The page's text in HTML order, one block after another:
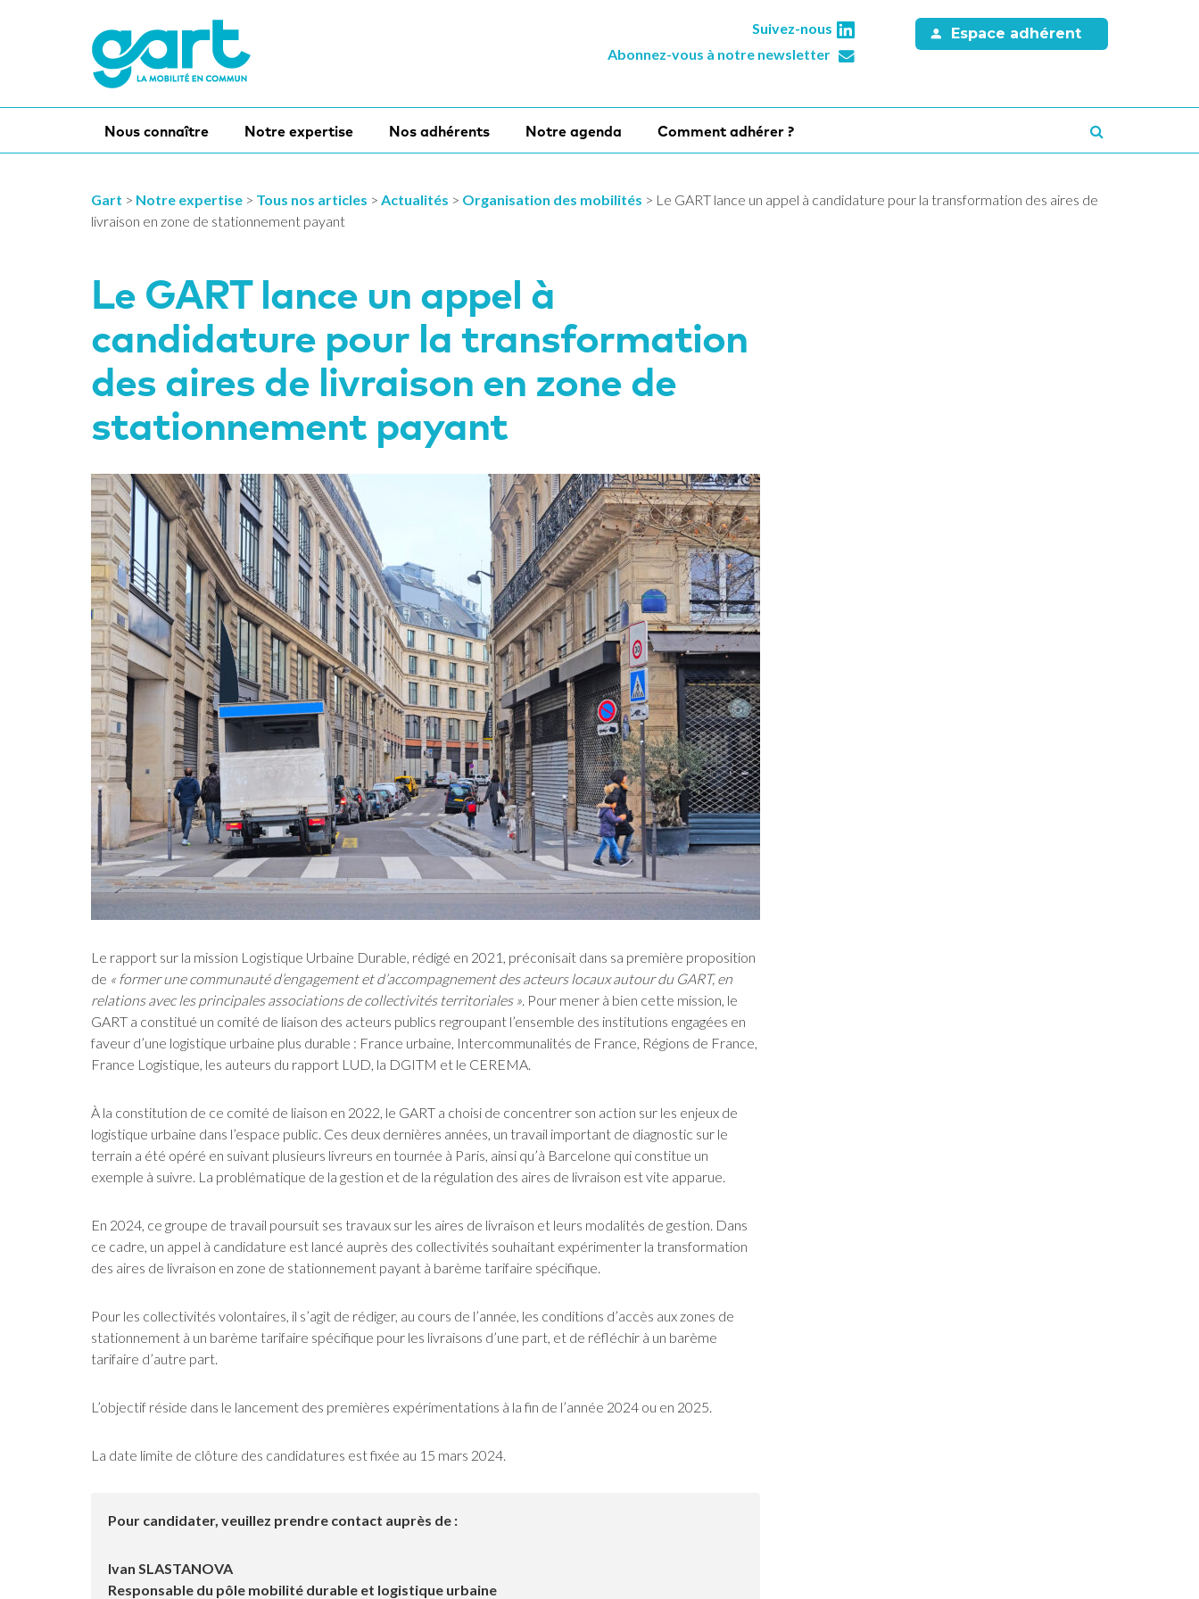
Suivez-nous
Abonnez-vous à notre newsletter
Espace adhérent
Nous connaître Notre expertise Nos adhérents Notre agenda Comment adhérer ?
Gart > Notre expertise > Tous nos articles > Actualités > Organisation des mobilités > Le GART lance un appel à candidature pour la transformation des aires de
livraison en zone de stationnement payant
Le GART lance un appel à
candidature pour la transformation
des aires de livraison en zone de
stationnement payant
Le rapport sur la mission Logistique Urbaine Durable, rédigé en 2021, préconisait dans sa première proposition
de « former une communauté d’engagement et d’accompagnement des acteurs locaux autour du GART, en
relations avec les principales associations de collectivités territoriales ». Pour mener à bien cette mission, le
GART a constitué un comité de liaison des acteurs publics regroupant l’ensemble des institutions engagées en
faveur d’une logistique urbaine plus durable : France urbaine, Intercommunalités de France, Régions de France,
France Logistique, les auteurs du rapport LUD, la DGITM et le CEREMA.
À la constitution de ce comité de liaison en 2022, le GART a choisi de concentrer son action sur les enjeux de
logistique urbaine dans l’espace public. Ces deux dernières années, un travail important de diagnostic sur le
terrain a été opéré en suivant plusieurs livreurs en tournée à Paris, ainsi qu’à Barcelone qui constitue un
exemple à suivre. La problématique de la gestion et de la régulation des aires de livraison est vite apparue.
En 2024, ce groupe de travail poursuit ses travaux sur les aires de livraison et leurs modalités de gestion. Dans
ce cadre, un appel à candidature est lancé auprès des collectivités souhaitant expérimenter la transformation
des aires de livraison en zone de stationnement payant à barème tarifaire spécifique.
Pour les collectivités volontaires, il s’agit de rédiger, au cours de l’année, les conditions d’accès aux zones de
stationnement à un barème tarifaire spécifique pour les livraisons d’une part, et de réfléchir à un barème
tarifaire d’autre part.
L’objectif réside dans le lancement des premières expérimentations à la fin de l’année 2024 ou en 2025.
La date limite de clôture des candidatures est fixée au 15 mars 2024.
Pour candidater, veuillez prendre contact auprès de :
Ivan SLASTANOVA
Responsable du pôle mobilité durable et logistique urbaine